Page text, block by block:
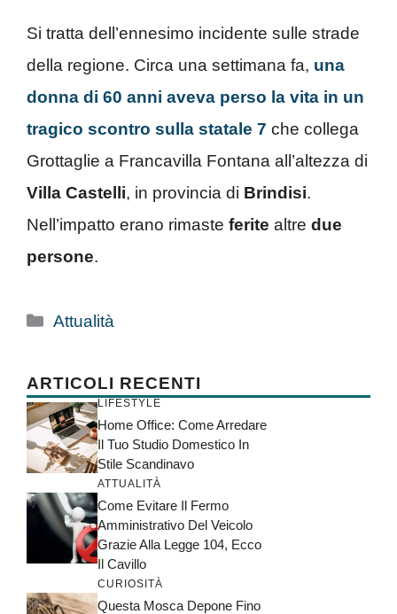
Si tratta dell’ennesimo incidente sulle strade
della regione. Circa una settimana fa, una
donna di 60 anni aveva perso la vita in un
tragico scontro sulla statale 7 che collega
Grottaglie a Francavilla Fontana all’altezza di
Villa Castelli, in provincia di Brindisi.
Nell’impatto erano rimaste ferite altre due
persone.
Categorie
Attualità
ARTICOLI RECENTI
LIFESTYLE
Home Office: Come Arredare
Il Tuo Studio Domestico In
Stile Scandinavo
ATTUALITÀ
Come Evitare Il Fermo
Amministrativo Del Veicolo
Grazie Alla Legge 104, Ecco
Il Cavillo
CURIOSITÀ
Questa Mosca Depone Fino